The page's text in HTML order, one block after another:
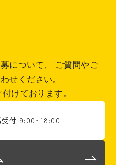
について、
ご質問やご
せください。
けております。
受付 9:00~18:00